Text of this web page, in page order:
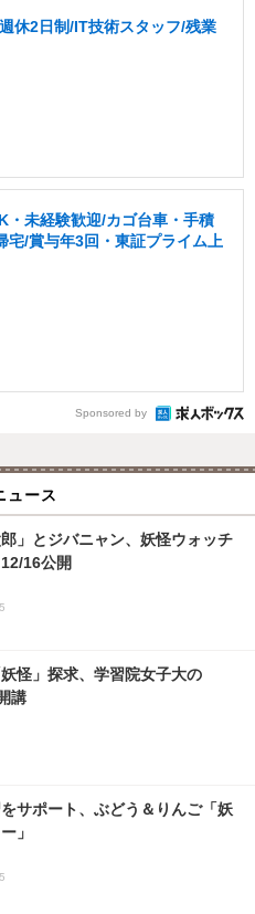
休2日制/IT技術スタッフ/残業
・未経験歓迎/カゴ台車・手積
宅/賞与年3回・東証プライム上
Sponsored by
ュース
郎」とジバニャン、妖怪ウォッチ
16公開
怪」探求、学習院女子大の
講
サポート、ぶどう＆りんご「妖
」